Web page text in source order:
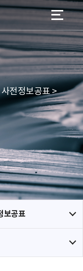
전정보공표 >
보공표